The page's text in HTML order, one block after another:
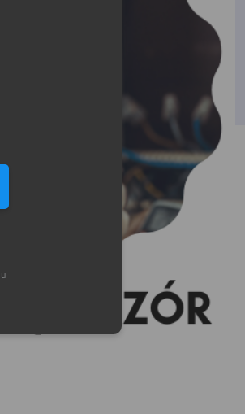
telefonu w formacie E164